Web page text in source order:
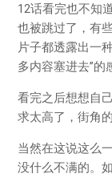
12话看完也不知
也被跳过了，有
片子都透露出一
多内容塞进去”的
看完之后想想自
求太高了，街角
当然在这说这么
没什么不满的。